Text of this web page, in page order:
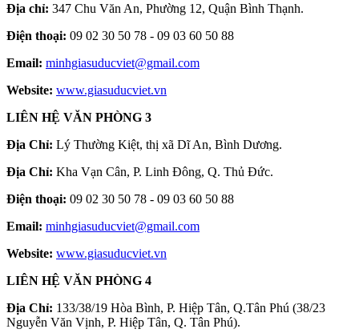
Địa chỉ: 347 Chu Văn An, Phường 12, Quận Bình Thạnh.
Điện thoại: 09 02 30 50 78 - 09 03 60 50 88
Email: minhgiasuducviet@gmail.com
Website: www.giasuducviet.vn
LIÊN HỆ VĂN PHÒNG 3
Địa Chỉ: Lý Thường Kiệt, thị xã Dĩ An, Bình Dương.
Địa Chỉ: Kha Vạn Cân, P. Linh Đông, Q. Thủ Đức.
Điện thoại: 09 02 30 50 78 - 09 03 60 50 88
Email: minhgiasuducviet@gmail.com
Website: www.giasuducviet.vn
LIÊN HỆ VĂN PHÒNG 4
Địa Chỉ: 133/38/19 Hòa Bình, P. Hiệp Tân, Q.Tân Phú (38/23
Nguyễn Văn Vịnh, P. Hiệp Tân, Q. Tân Phú).